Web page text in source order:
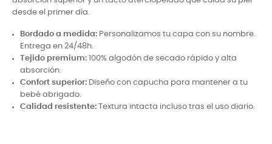
desde el primer día.
Bordado a medida: Personalizamos tu capa con su nombre.
Entrega en 24/48h.
Tejido premium: 100% algodón de secado rápido y alta
absorción.
Confort superior: Diseño con capucha para mantener a tu
bebé abrigado.
Calidad resistente: Textura intacta incluso tras el uso diario.